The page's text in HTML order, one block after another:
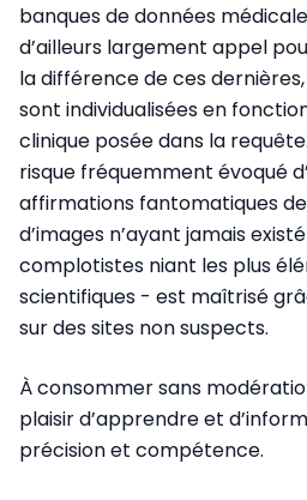
banques de données
d’ailleurs largement appel
la différence de ces
sont individualisées en
clinique posée dans la requête.
risque fréquemment évoqué
affirmations fantomatiques
d’images n’ayant jamais
complotistes niant les plus
scientifiques - est maîtrisé
sur des sites non suspects.
À consommer sans
plaisir d’apprendre et
précision et compétence.